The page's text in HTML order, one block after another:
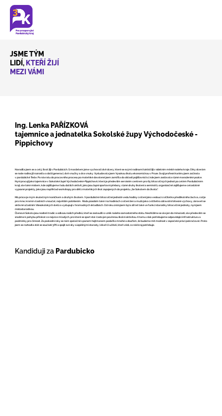
JSME TÝM
LIDÍ, KTEŘÍ ŽIJÍ
MEZI VÁMI
Narodila jsem se a celý život žiji v Pardubicích. S manželem jsme vychovali dvě dcery, které se svými rodinami taktéž žijí v sídelním městě našeho kraje. Díky dcerám
se naše rodina již rozrostla o další generaci, dvě vnučky a dva vnuky. Vystudovala jsem Vysokou školu ekonomickou v Praze. Svoji profesní kariéru jsem začínala
v pardubické Tesle. Po návratu do pracovního procesu po mateřské dovolené jsem zamířila do oblasti pojišťovnictví, kde jsem zastávala různé manažerské pozice.
Nyní pracuji jako tajemnice v Sokolské župě Východočeské-Pippichově, která je především servisním centrem pro 65 tělocvičných jednot po celém Pardubickém
kraji, ale také místem, kde zajišťujeme řadu dalších aktivit, jako jsou župní sportovní přebory, různé druhy školení a seminářů, organizačně zajišťujeme celostátně
vypsané projekty, jako jsou například workshopy pro děti z mateřských škol zapojených do projektu „Se Sokolem do života".
Má práce je mým skutečným koníčkem a druhým životem. V pardubické tělocvičné jednotě vedu hodiny cvičení jako vedoucí cvičitelka předškolního žactva, což je
pro mne, kromě vlastních vnoučat, největším potěšením. Ráda působím také i na hodinách cvičení žen a mužů jako cvičitelka zdravotní tělesné výchovy, zároveň se
aktivně účastním Všesokolských sletů a vystupuji v hromadných skladbách. Od roku 2001 jsem byla 18 let také ve funkci starostky tělocvičné jednoty, nyní jsem
místostarostkou.
Členové Sokola jsou nositeli tradic a odkazu našich předků, kteří se zasloužili o vznik našeho samostatného státu. Neohlížíme se ale jen do minulosti, ale především se
snažíme k pohybu přilákat co nejvíce mladých, pro které se sport stal často jen povinnou školní aktivitou. K tomu však potřebujeme odpovídající infrastrukturu a
podmínky pro činnost. Za poslední roky se nám společně s panem hejtmanem podařilo mnohé a doufám, že budeme mít možnost v započaté práci pokračovat. Proto
jsem se rozhodla stát se součástí 3PK a spojit své síly s úspěšnými starosty, lékaři či učiteli, kteří vědí, co náš kraj potřebuje.
Ing. Lenka PAŘÍZKOVÁ
tajemnice a jednatelka Sokolské župy Východočeské -
Pippichovy
Kandiduji za Pardubicko